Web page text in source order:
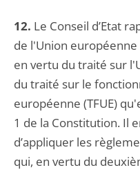
12. Le Conseil d’Etat
de l'Union
en vertu du traité sur
du traité sur le
européenne (TFUE)
1 de la Constitution. Il
d’appliquer les
qui, en vertu du